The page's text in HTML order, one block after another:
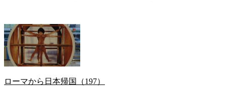
ローマから日本帰国（197）